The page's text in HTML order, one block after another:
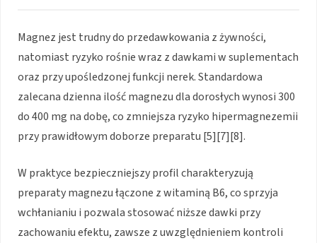
Magnez jest trudny do przedawkowania z żywności,
natomiast ryzyko rośnie wraz z dawkami w suplementach
oraz przy upośledzonej funkcji nerek. Standardowa
zalecana dzienna ilość magnezu dla dorosłych wynosi 300
do 400 mg na dobę, co zmniejsza ryzyko hipermagnezemii
przy prawidłowym doborze preparatu [5][7][8].
W praktyce bezpieczniejszy profil charakteryzują
preparaty magnezu łączone z witaminą B6, co sprzyja
wchłanianiu i pozwala stosować niższe dawki przy
zachowaniu efektu, zawsze z uwzględnieniem kontroli